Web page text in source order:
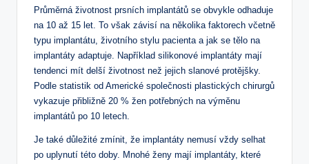
Průměrná životnost prsních implantátů se obvykle odhaduje
na 10 až 15 let. To však závisí na několika faktorech včetně
typu implantátu, životního stylu pacienta a jak se tělo na
implantáty adaptuje. Například silikonové implantáty mají
tendenci mít delší životnost než jejich slanové protějšky.
Podle statistik od Americké společnosti plastických chirurgů
vykazuje přibližně 20 % žen potřebných na výměnu
implantátů po 10 letech.
Je také důležité zmínit, že implantáty nemusí vždy selhat
po uplynutí této doby. Mnohé ženy mají implantáty, které